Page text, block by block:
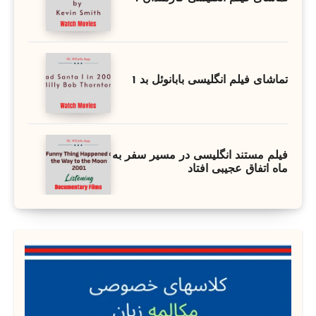
تماشای فیلم انگلیسی بابانوئل بد 1
فیلم مستند انگلیسی در مسیر سفر به
ماه اتفاق عجیبی افتاد